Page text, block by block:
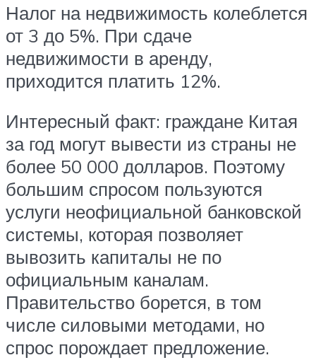
Налог на недвижимость колеблется
от 3 до 5%. При сдаче
недвижимости в аренду,
приходится платить 12%.
Интересный факт: граждане Китая
за год могут вывести из страны не
более 50 000 долларов. Поэтому
большим спросом пользуются
услуги неофициальной банковской
системы, которая позволяет
вывозить капиталы не по
официальным каналам.
Правительство борется, в том
числе силовыми методами, но
спрос порождает предложение.